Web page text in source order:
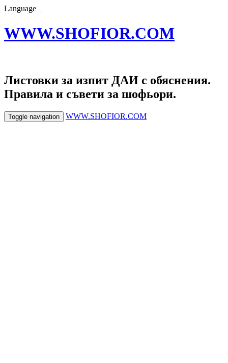
Language
WWW.SHOFIOR.COM
Листовки за изпит ДАИ с обяснения.
Правила и съвети за шофьори.
Toggle navigation WWW.SHOFIOR.COM